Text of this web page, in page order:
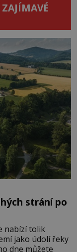
strání po
nabízí tolik
jako údolí řeky
dne můžete